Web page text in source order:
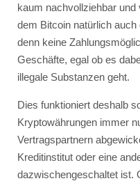
kaum nachvollziehbar
dem Bitcoin natürlich
denn keine
Geschäfte, egal ob es
illegale Substanzen geht.
Dies funktioniert deshalb
Kryptowährungen immer
Vertragspartnern
Kreditinstitut oder eine
dazwischengeschaltet ist.